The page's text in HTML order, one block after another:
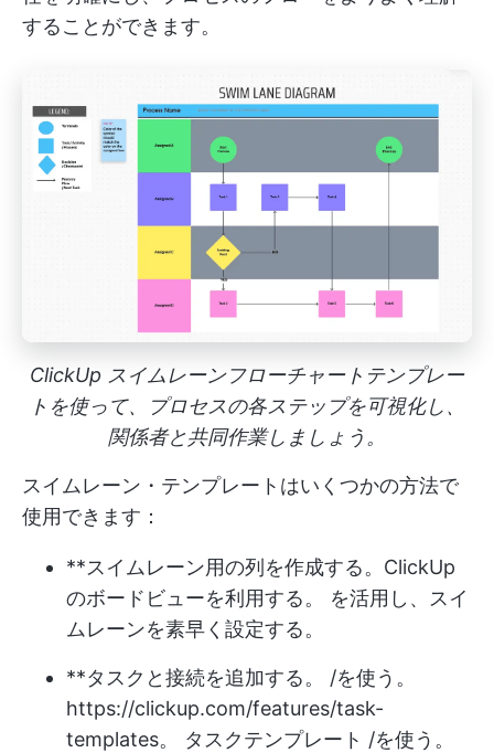
することができます。
ClickUp スイムレーンフローチャートテンプレー
トを使って、プロセスの各ステップを可視化し、
関係者と共同作業しましょう。
スイムレーン・テンプレートはいくつかの方法で
使用できます：
**スイムレーン用の列を作成する。 ClickUp
のボードビューを利用する。
を活用し、スイ
ムレーンを素早く設定する。
**タスクと接続を追加する。 /を使う。
https://clickup.com/features/task-
templates。
タスクテンプレート /を使う。